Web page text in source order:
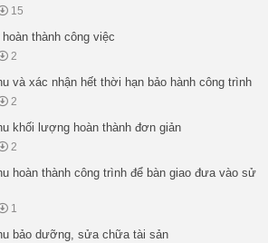
15
thành công việc
2
và xác nhận hết thời hạn bảo hành công trình
2
khối lượng hoàn thành đơn giản
2
hoàn thành công trình để bàn giao đưa vào sử
1
bảo dưỡng, sửa chữa tài sản